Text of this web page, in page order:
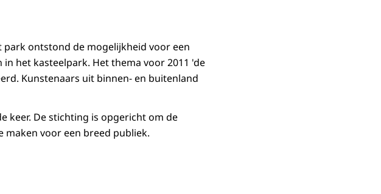
ontstond de mogelijkheid voor een
het kasteelpark. Het thema voor 2011 'de
Kunstenaars uit binnen- en buitenland
keer. De stichting is opgericht om de
maken voor een breed publiek.